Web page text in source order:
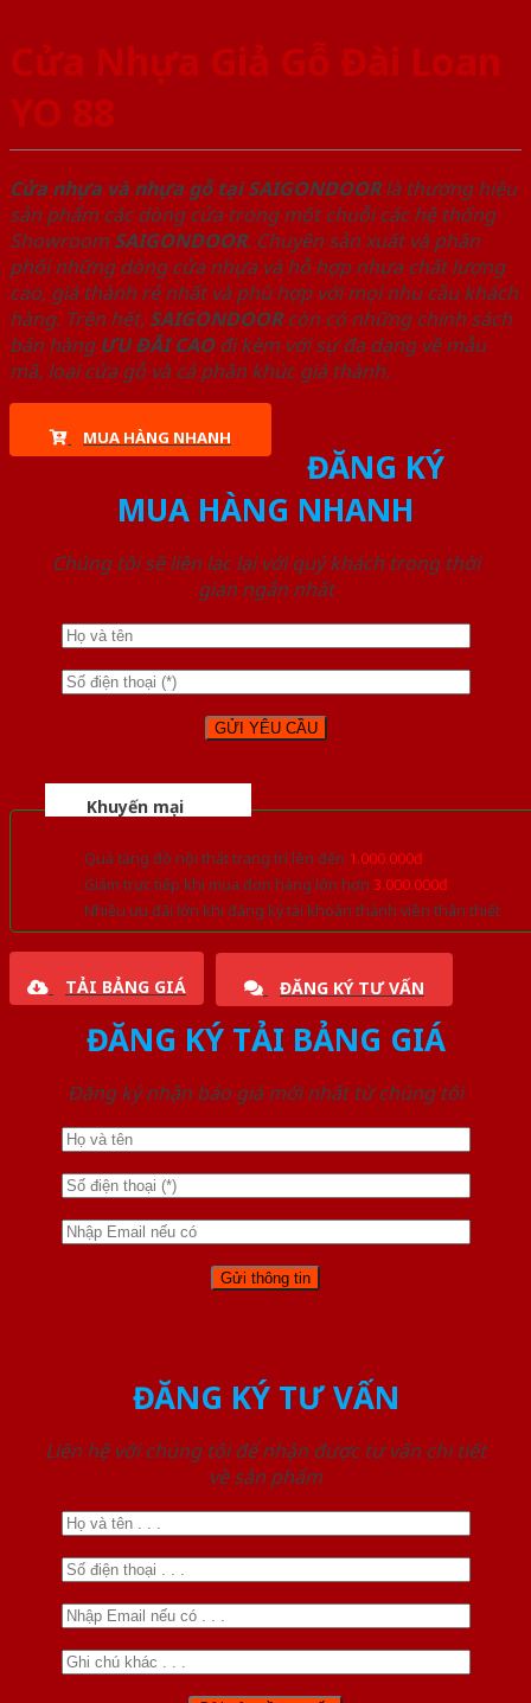
Cửa Nhựa Giả Gỗ Đài Loan
YO 88
Cửa nhựa và nhựa gỗ tại SAIGONDOORlà thương hiệu
sản phẩm các dòng cửa trong một chuỗi các hệ thống
Showroom SAIGONDOOR. Chuyên sản xuất và phân
phối những dòng cửa nhựa và hỗ hợp nhựa chất lượng
cao, giá thành rẻ nhất và phù hợp với mọi nhu cầu khách
hàng. Trên hết, SAIGONDOORcòn có những chính sách
bán hàng ƯU ĐÃI CAOđi kèm với sự đa dạng về mẫu
mã, loại cửa gỗ và cả phân khúc giá thành.
MUA HÀNG NHANH
ĐĂNG KÝ
MUA HÀNG NHANH
Chúng tôi sẽ liên lạc lại với quý khách trong thời
gian ngắn nhất
Khuyến mại
Quà tặng đồ nội thất trang trí lên đến 1.000.000đ
Giảm trực tiếp khi mua đơn hàng lớn hơn 3.000.000đ
Nhiều ưu đãi lớn khi đăng ký tài khoản thành viên thân thiết
TẢI BẢNG GIÁ ĐĂNG KÝ TƯ VẤN
ĐĂNG KÝ TẢI BẢNG GIÁ
Đăng ký nhận báo giá mới nhất từ chúng tôi
ĐĂNG KÝ TƯ VẤN
Liên hệ với chúng tôi để nhận được tư vấn chi tiết
về sản phẩm